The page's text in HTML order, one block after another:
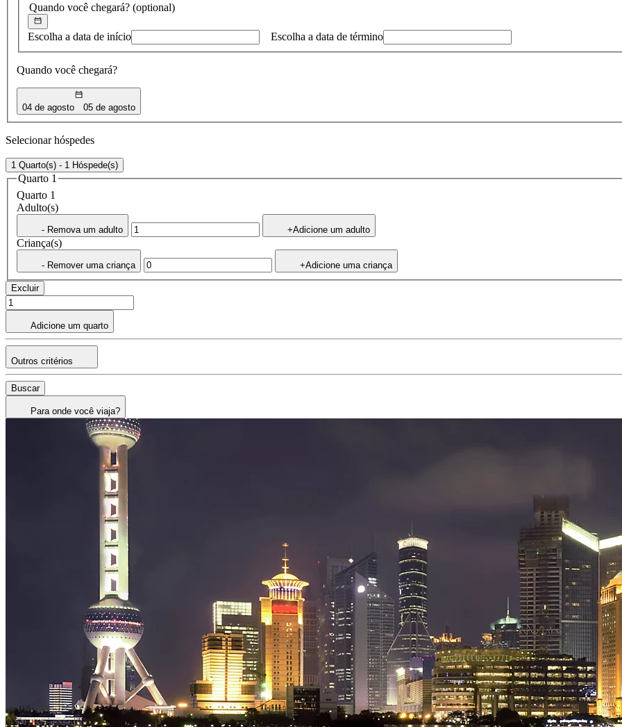
Quando você chegará? (optional)
Escolha a data de início Escolha a data de término
Quando você chegará?
04 de agosto 05 de agosto
Selecionar hóspedes
1 Quarto(s) - 1 Hóspede(s)
Quarto 1
Quarto 1
Adulto(s)
- Remova um adulto +Adicione um adulto
Criança(s)
- Remover uma criança +Adicione uma criança
Excluir
Adicione um quarto
Outros critérios
Buscar
Para onde você viaja?